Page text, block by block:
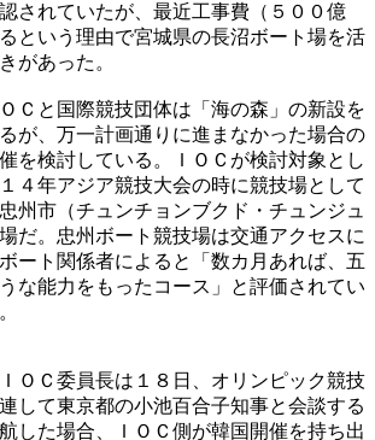
されていたが、最近工事費（５００億
という理由で宮城県の長沼ボート場を活
があった。
Ｃと国際競技団体は「海の森」の新設を
が、万一計画通りに進まなかった場合の
を検討している。ＩＯＣが検討対象とし
４年アジア競技大会の時に競技場として
州市（チュンチョンブクド・チュンジュ
だ。忠州ボート競技場は交通アクセスに
ート関係者によると「数カ月あれば、五
な能力をもったコース」と評価されてい
ＯＣ委員長は１８日、オリンピック競技
して東京都の小池百合子知事と会談する
した場合、ＩＯＣ側が韓国開催を持ち出